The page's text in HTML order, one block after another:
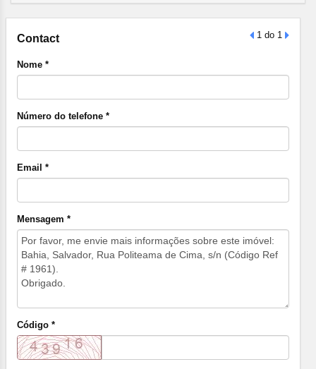
1 do 1
Contact
Nome *
Número do telefone *
Email *
Mensagem *
Código *